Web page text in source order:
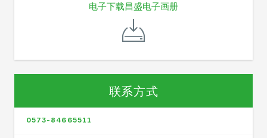
电子下载昌盛电子画册
联系方式
0573-84665511